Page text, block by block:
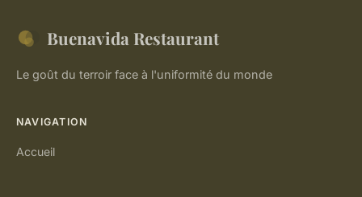
Buenavida Restaurant
Le goût du terroir face à l'uniformité du monde
NAVIGATION
Accueil